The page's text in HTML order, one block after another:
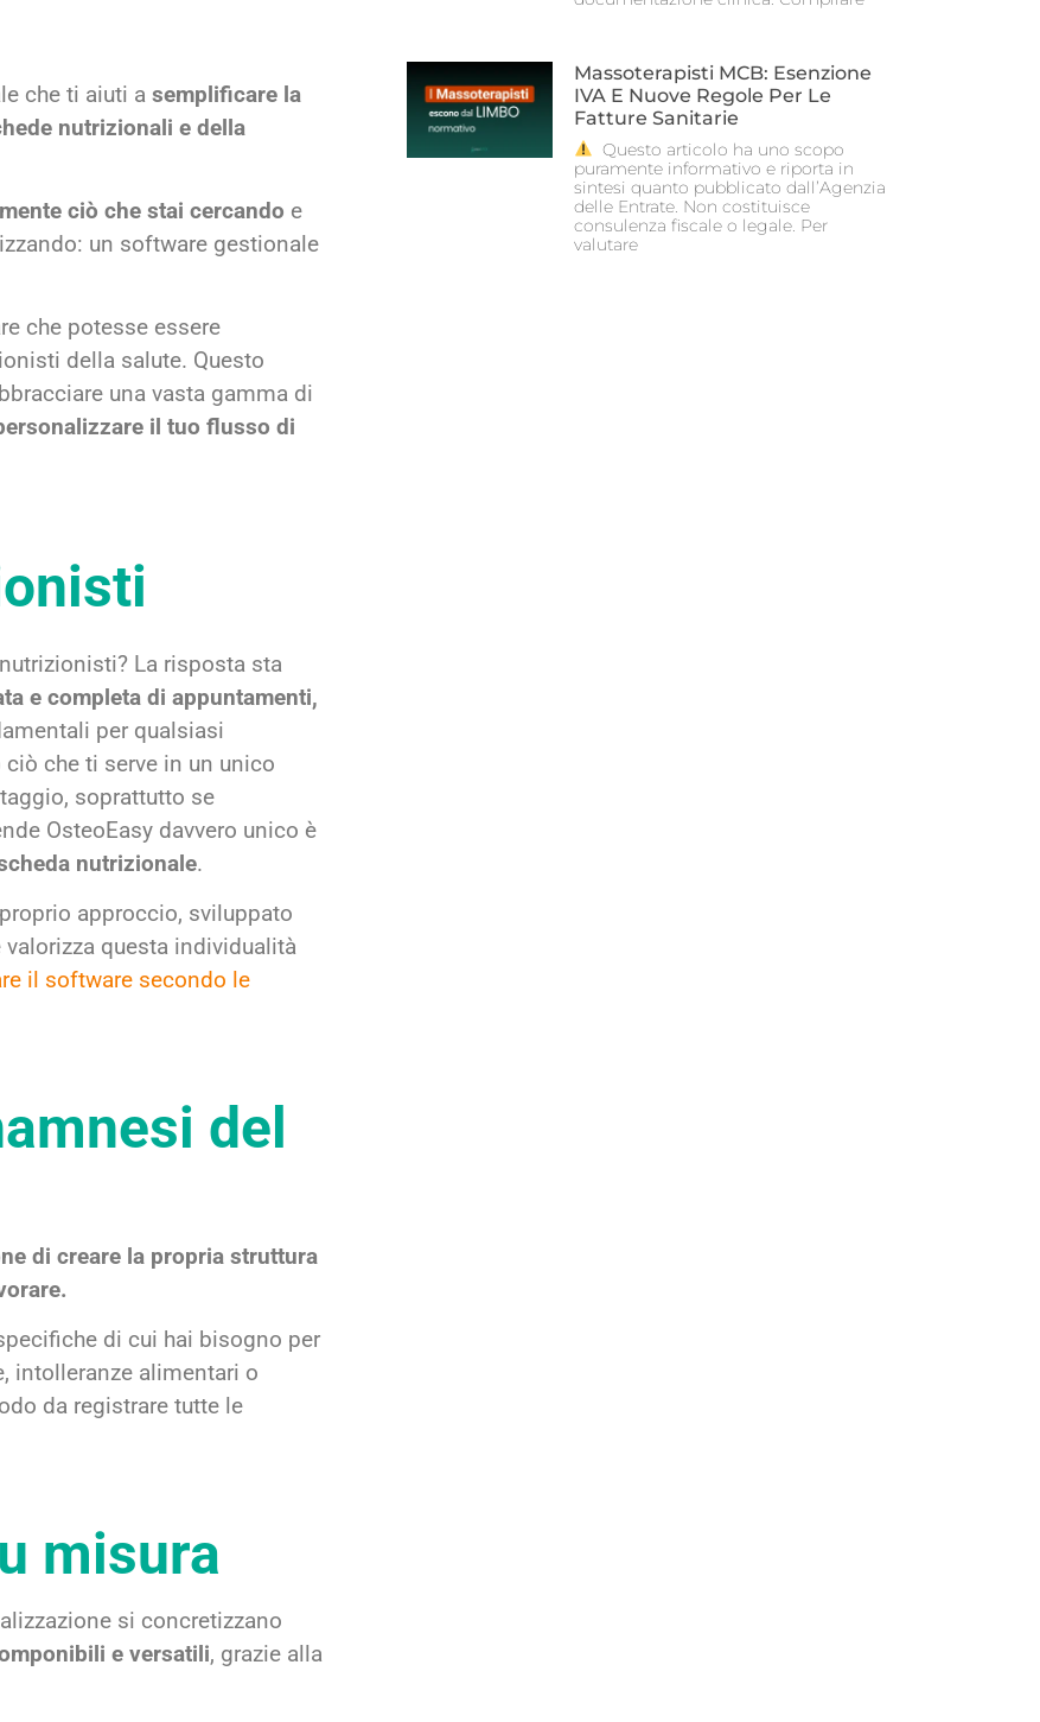
che ti aiuti a semplificare la
nutrizionali e della
ciò che stai cercando e
un software gestionale
che potesse essere
della salute. Questo
una vasta gamma di
il tuo flusso di
La risposta sta
e completa di appuntamenti,
per qualsiasi
che ti serve in un unico
soprattutto se
OsteoEasy davvero unico è
nutrizionale.
approccio, sviluppato
questa individualità
il software secondo le
del
di creare la propria struttura
di cui hai bisogno per
intolleranze alimentari o
da registrare tutte le
misura
si concretizzano
e versatili, grazie alla
Massoterapisti MCB: Esenzione
IVA E Nuove Regole Per Le
Fatture Sanitarie
Questo articolo ha uno scopo
puramente informativo e riporta in
sintesi quanto pubblicato dall’Agenzia
delle Entrate. Non costituisce
consulenza fiscale o legale. Per
valutare